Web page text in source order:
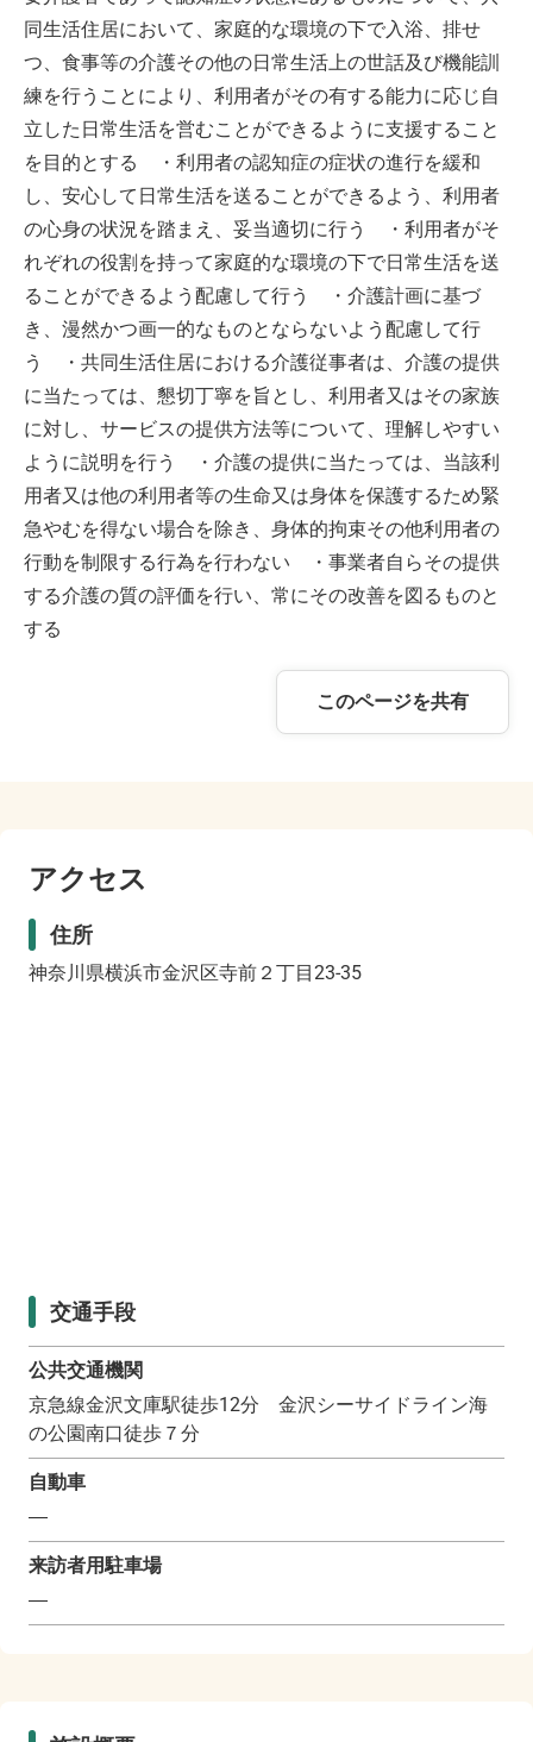
同生活住居において、家庭的な環境の下で入浴、排せ
つ、食事等の介護その他の日常生活上の世話及び機能訓
練を行うことにより、利用者がその有する能力に応じ自
立した日常生活を営むことができるように支援すること
を目的とする ・利用者の認知症の症状の進行を緩和
し、安心して日常生活を送ることができるよう、利用者
の心身の状況を踏まえ、妥当適切に行う ・利用者がそ
れぞれの役割を持って家庭的な環境の下で日常生活を送
ることができるよう配慮して行う ・介護計画に基づ
き、漫然かつ画一的なものとならないよう配慮して行
う ・共同生活住居における介護従事者は、介護の提供
に当たっては、懇切丁寧を旨とし、利用者又はその家族
に対し、サービスの提供方法等について、理解しやすい
ように説明を行う ・介護の提供に当たっては、当該利
用者又は他の利用者等の生命又は身体を保護するため緊
急やむを得ない場合を除き、身体的拘束その他利用者の
行動を制限する行為を行わない ・事業者自らその提供
する介護の質の評価を行い、常にその改善を図るものと
する
このページを共有
アクセス
住所
神奈川県横浜市金沢区寺前２丁目23-35
交通手段
公共交通機関
京急線金沢文庫駅徒歩12分 金沢シーサイドライン海
の公園南口徒歩７分
自動車
―
来訪者用駐車場
―